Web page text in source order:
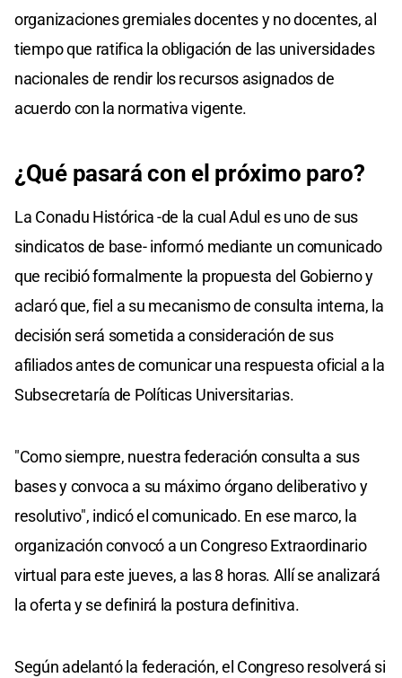
organizaciones gremiales docentes y no docentes, al
tiempo que ratifica la obligación de las universidades
nacionales de rendir los recursos asignados de
acuerdo con la normativa vigente.
¿Qué pasará con el próximo paro?
La Conadu Histórica -de la cual Adul es uno de sus
sindicatos de base- informó mediante un comunicado
que recibió formalmente la propuesta del Gobierno y
aclaró que, fiel a su mecanismo de consulta interna, la
decisión será sometida a consideración de sus
afiliados antes de comunicar una respuesta oficial a la
Subsecretaría de Políticas Universitarias.
"Como siempre, nuestra federación consulta a sus
bases y convoca a su máximo órgano deliberativo y
resolutivo", indicó el comunicado. En ese marco, la
organización convocó a un Congreso Extraordinario
virtual para este jueves, a las 8 horas. Allí se analizará
la oferta y se definirá la postura definitiva.
Según adelantó la federación, el Congreso resolverá si